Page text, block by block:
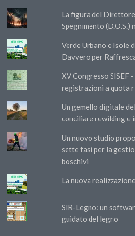
La figura del
Spegnimento (D.O.S.)
Verde Urbano e Isole
Davvero per
XV Congresso SISEF
registrazioni a quota
Un gemello digitale
conciliare rewilding e
Un nuovo studio
sette fasi per la
boschivi
La nuova
SIR-Legno: un
guidato del legno